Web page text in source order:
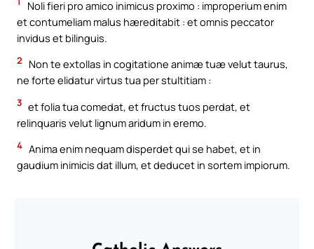
Noli fieri pro amico inimicus proximo : improperium enim
et contumeliam malus hæreditabit : et omnis peccator
invidus et bilinguis.
2
Non te extollas in cogitatione animæ tuæ velut taurus,
ne forte elidatur virtus tua per stultitiam :
3 et folia tua comedat, et fructus tuos perdat, et
relinquaris velut lignum aridum in eremo.
4 Anima enim nequam disperdet qui se habet, et in
gaudium inimicis dat illum, et deducet in sortem impiorum.